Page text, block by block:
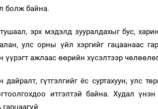
болж байна.
эрх мэдэлд зууралдахыг бус,
улс орны үйл хэргийг гацаанаас
ажлаас өөрийн хүсэлтээр
гүтгэлгийг ёс суртахуун, улс
итгэлтэй байна. Худал
гарцаагүй.